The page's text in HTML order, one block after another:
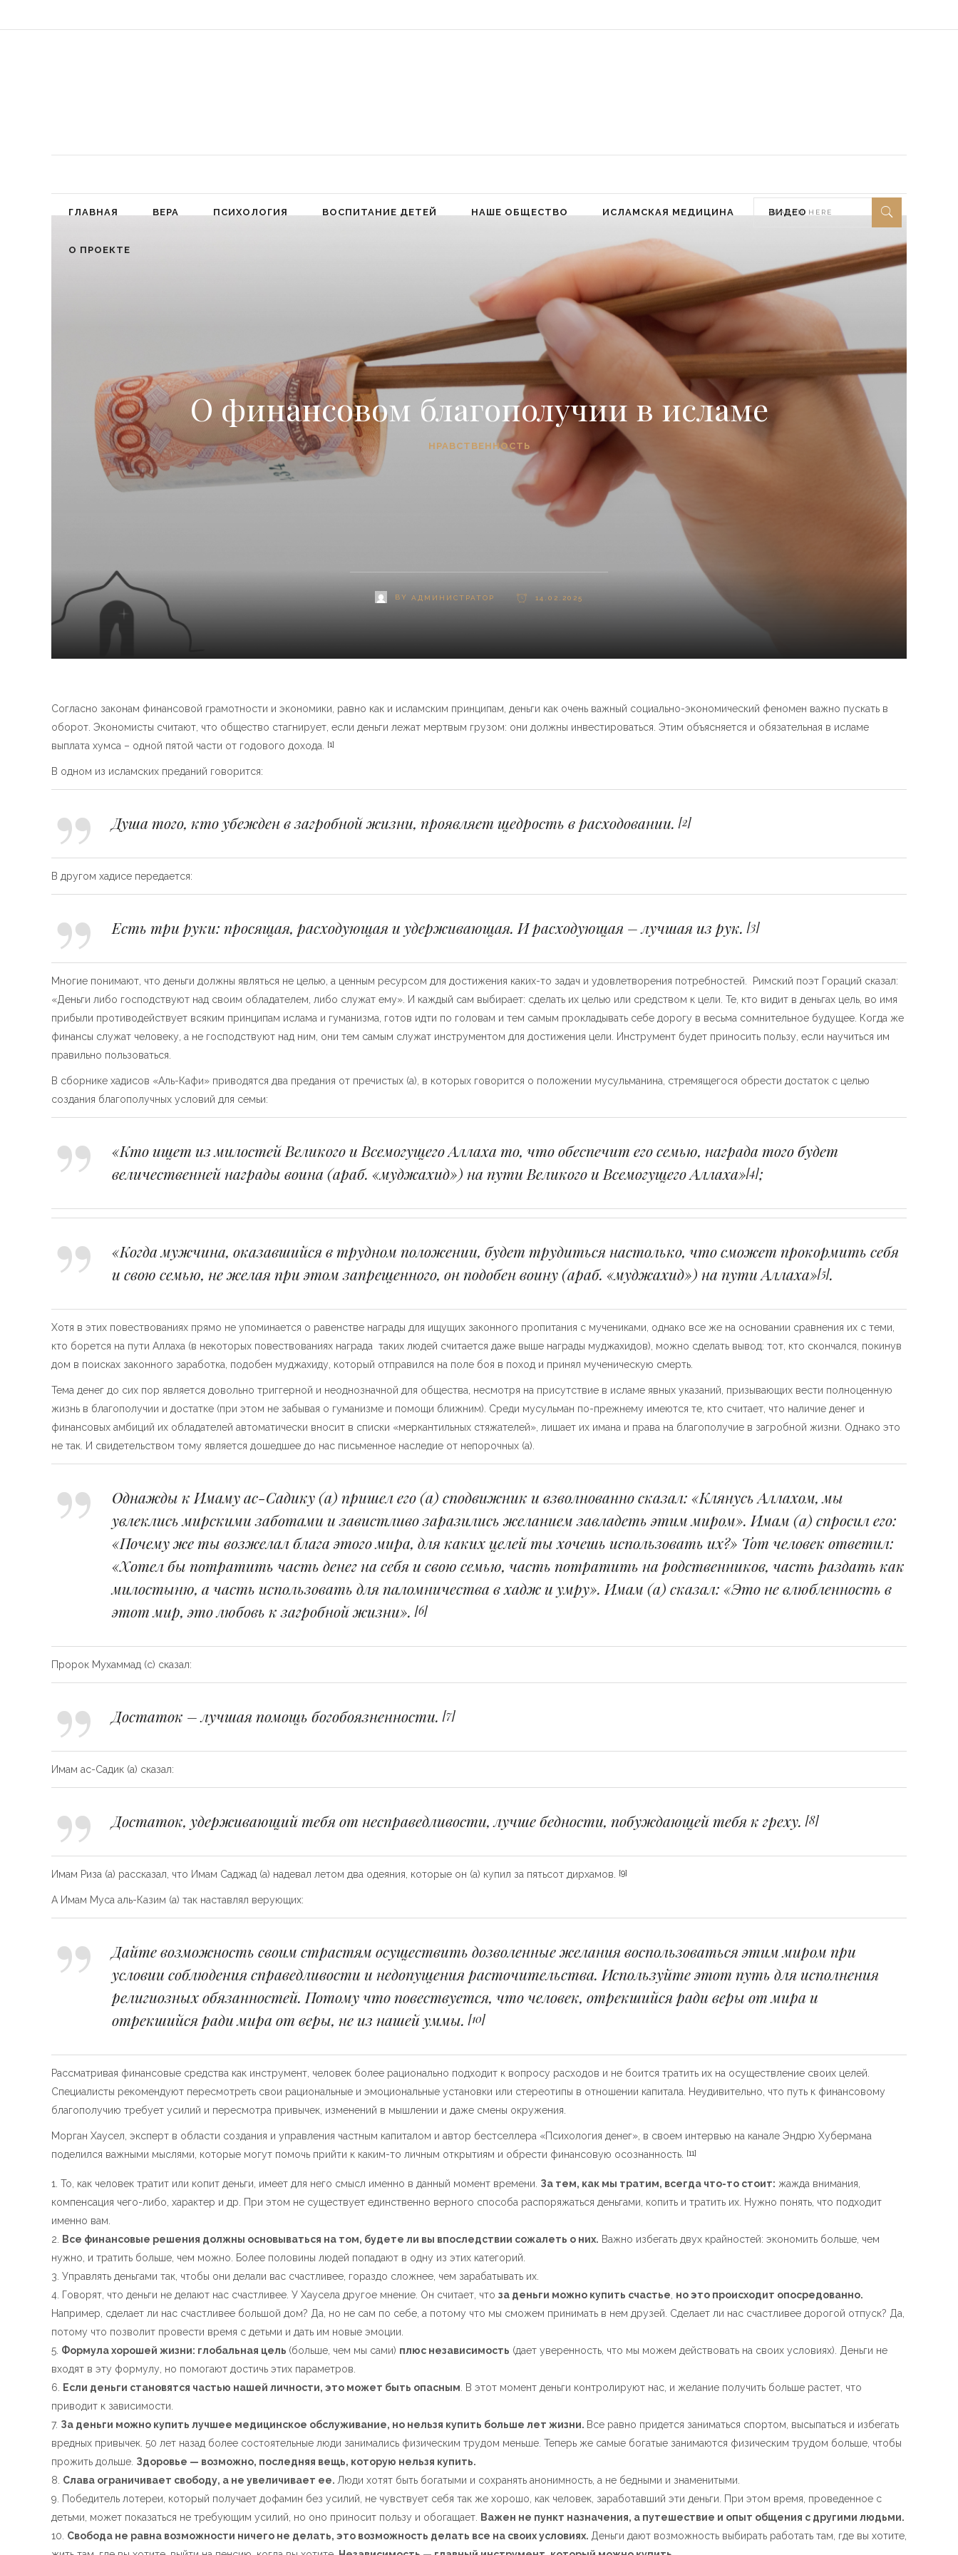
ГЛАВНАЯ ВЕРА ПСИХОЛОГИЯ ВОСПИТАНИЕ ДЕТЕЙ НАШЕ ОБЩЕСТВО ИСЛАМСКАЯ МЕДИЦИНА ВИДЕО
О ПРОЕКТЕ
О финансовом благополучии в исламе
НРАВСТВЕННОСТЬ
BY АДМИНИСТРАТОР 14.02.2025
Согласно законам финансовой грамотности и экономики, равно как и исламским принципам, деньги как очень важный социально-экономический феномен важно пускать в
оборот. Экономисты считают, что общество стагнирует, если деньги лежат мертвым грузом: они должны инвестироваться. Этим объясняется и обязательная в исламе
выплата хумса – одной пятой части от годового дохода.
[1]
В одном из исламских преданий говорится:
Душа того, кто убежден в загробной жизни, проявляет щедрость в расходовании.[2]
В другом хадисе передается:
Есть три руки: просящая, расходующая и удерживающая. И расходующая – лучшая из рук.[3]
Многие понимают, что деньги должны являться не целью, а ценным ресурсом для достижения каких-то задач и удовлетворения потребностей. Римский поэт Гораций сказал:
«Деньги либо господствуют над своим обладателем, либо служат ему». И каждый сам выбирает: сделать их целью или средством к цели. Те, кто видит в деньгах цель, во имя
прибыли противодействует всяким принципам ислама и гуманизма, готов идти по головам и тем самым прокладывать себе дорогу в весьма сомнительное будущее. Когда же
финансы служат человеку, а не господствуют над ним, они тем самым служат инструментом для достижения цели. Инструмент будет приносить пользу, если научиться им
правильно пользоваться.
В сборнике хадисов «Аль-Кафи» приводятся два предания от пречистых (а), в которых говорится о положении мусульманина, стремящегося обрести достаток с целью
создания благополучных условий для семьи:
«Кто ищет из милостей Великого и Всемогущего Аллаха то, что обеспечит его семью, награда того будет
величественней награды воина (араб. «муджахид») на пути Великого и Всемогущего Аллаха»[4];
«Когда мужчина, оказавшийся в трудном положении, будет трудиться настолько, что сможет прокормить себя
и свою семью, не желая при этом запрещенного, он подобен воину (араб. «муджахид») на пути Аллаха»[5].
Хотя в этих повествованиях прямо не упоминается о равенстве награды для ищущих законного пропитания с мучениками, однако все же на основании сравнения их с теми,
кто борется на пути Аллаха (в некоторых повествованиях награда таких людей считается даже выше награды муджахидов), можно сделать вывод: тот, кто скончался, покинув
дом в поисках законного заработка, подобен муджахиду, который отправился на поле боя в поход и принял мученическую смерть.
Тема денег до сих пор является довольно триггерной и неоднозначной для общества, несмотря на присутствие в исламе явных указаний, призывающих вести полноценную
жизнь в благополучии и достатке (при этом не забывая о гуманизме и помощи ближним). Среди мусульман по-прежнему имеются те, кто считает, что наличие денег и
финансовых амбиций их обладателей автоматически вносит в списки «меркантильных стяжателей», лишает их имана и права на благополучие в загробной жизни. Однако это
не так. И свидетельством тому является дошедшее до нас письменное наследие от непорочных (а).
Однажды к Имаму ас-Садику (а) пришел его (а) сподвижник и взволнованно сказал: «Клянусь Аллахом, мы
увлеклись мирскими заботами и завистливо заразились желанием завладеть этим миром». Имам (а) спросил его:
«Почему же ты возжелал блага этого мира, для каких целей ты хочешь использовать их?» Тот человек ответил:
«Хотел бы потратить часть денег на себя и свою семью, часть потратить на родственников, часть раздать как
милостыню, а часть использовать для паломничества в хадж и умру». Имам (а) сказал: «Это не влюбленность в
этот мир, это любовь к загробной жизни».[6]
Пророк Мухаммад (с) сказал:
Достаток – лучшая помощь богобоязненности.[7]
Имам ас-Садик (а) сказал:
Достаток, удерживающий тебя от несправедливости, лучше бедности, побуждающей тебя к греху.[8]
Имам Риза (а) рассказал, что Имам Саджад (а) надевал летом два одеяния, которые он (а) купил за пятьсот дирхамов. [9]
А Имам Муса аль-Казим (а) так наставлял верующих:
Дайте возможность своим страстям осуществить дозволенные желания воспользоваться этим миром при
условии соблюдения справедливости и недопущения расточительства. Используйте этот путь для исполнения
религиозных обязанностей. Потому что повествуется, что человек, отрекшийся ради веры от мира и
отрекшийся ради мира от веры, не из нашей уммы.[10]
Рассматривая финансовые средства как инструмент, человек более рационально подходит к вопросу расходов и не боится тратить их на осуществление своих целей.
Специалисты рекомендуют пересмотреть свои рациональные и эмоциональные установки или стереотипы в отношении капитала. Неудивительно, что путь к финансовому
благополучию требует усилий и пересмотра привычек, изменений в мышлении и даже смены окружения.
Морган Хаусел, эксперт в области создания и управления частным капиталом и автор бестселлера «Психология денег», в своем интервью на канале Эндрю Хубермана
поделился важными мыслями, которые могут помочь прийти к каким-то личным открытиям и обрести финансовую осознанность.
[11]
То, как человек тратит или копит деньги, имеет для него смысл именно в данный момент времени. За тем, как мы тратим, всегда что-то стоит: жажда внимания,
компенсация чего-либо, характер и др. При этом не существует единственно верного способа распоряжаться деньгами, копить и тратить их. Нужно понять, что подходит
именно вам.
Все финансовые решения должны основываться на том, будете ли вы впоследствии сожалеть о них. Важно избегать двух крайностей: экономить больше, чем
нужно, и тратить больше, чем можно. Более половины людей попадают в одну из этих категорий.
Управлять деньгами так, чтобы они делали вас счастливее, гораздо сложнее, чем зарабатывать их.
Говорят, что деньги не делают нас счастливее. У Хаусела другое мнение. Он считает, что за деньги можно купить счастье но это происходит опосредованно.
Например, сделает ли нас счастливее большой дом? Да, но не сам по себе, а потому что мы сможем принимать в нем друзей. Сделает ли нас счастливее дорогой отпуск? Да,
потому что позволит провести время с детьми и дать им новые эмоции.
Формула хорошей жизни: глобальная цель (больше, чем мы сами) плюс независимость (дает уверенность, что мы можем действовать на своих условиях). Деньги не
входят в эту формулу, но помогают достичь этих параметров.
Если деньги становятся частью нашей личности, это может быть опасным . В этот момент деньги контролируют нас, и желание получить больше растет, что
приводит к зависимости.
За деньги можно купить лучшее медицинское обслуживание, но нельзя купить больше лет жизни. Все равно придется заниматься спортом, высыпаться и избегать
вредных привычек. 50 лет назад более состоятельные люди занимались физическим трудом меньше. Теперь же самые богатые занимаются физическим трудом больше, чтобы
прожить дольше. Здоровье — возможно, последняя вещь, которую нельзя купить.
Слава ограничивает свободу, а не увеличивает ее. Люди хотят быть богатыми и сохранять анонимность, а не бедными и знаменитыми.
Победитель лотереи, который получает дофамин без усилий, не чувствует себя так же хорошо, как человек, заработавший эти деньги. При этом время, проведенное с
детьми, может показаться не требующим усилий, но оно приносит пользу и обогащает.
Важен не пункт назначения, а путешествие и опыт общения с другими людьми.
Свобода не равна возможности ничего не делать, это возможность делать все на своих условиях. Деньги дают возможность выбирать работать там, где вы хотите,